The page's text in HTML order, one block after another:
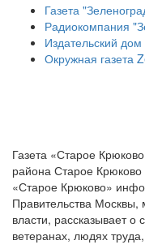
Газета
Радиокомпания
Издательский
Окружная газета
Газета «Старое
района Старое
«Старое Крюково»
Правительства Москвы,
власти, рассказывает
ветеранах, людях